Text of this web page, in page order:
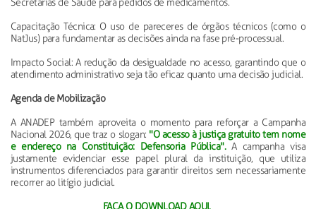
Capacitação Técnica: O uso de pareceres de órgãos técnicos (como o
NatJus) para fundamentar as decisões ainda na fase pré-processual.
Impacto Social: A redução da desigualdade no acesso, garantindo que o
atendimento administrativo seja tão eficaz quanto uma decisão judicial.
Agenda de Mobilização
A ANADEP também aproveita o momento para reforçar a Campanha
Nacional 2026, que traz o slogan: "O acesso à justiça gratuito tem nome
e endereço na Constituição: Defensoria Pública".A campanha visa
justamente evidenciar esse papel plural da instituição, que utiliza
instrumentos diferenciados para garantir direitos sem necessariamente
recorrer ao litígio judicial.
FAÇA O DOWNLOAD AQUI.